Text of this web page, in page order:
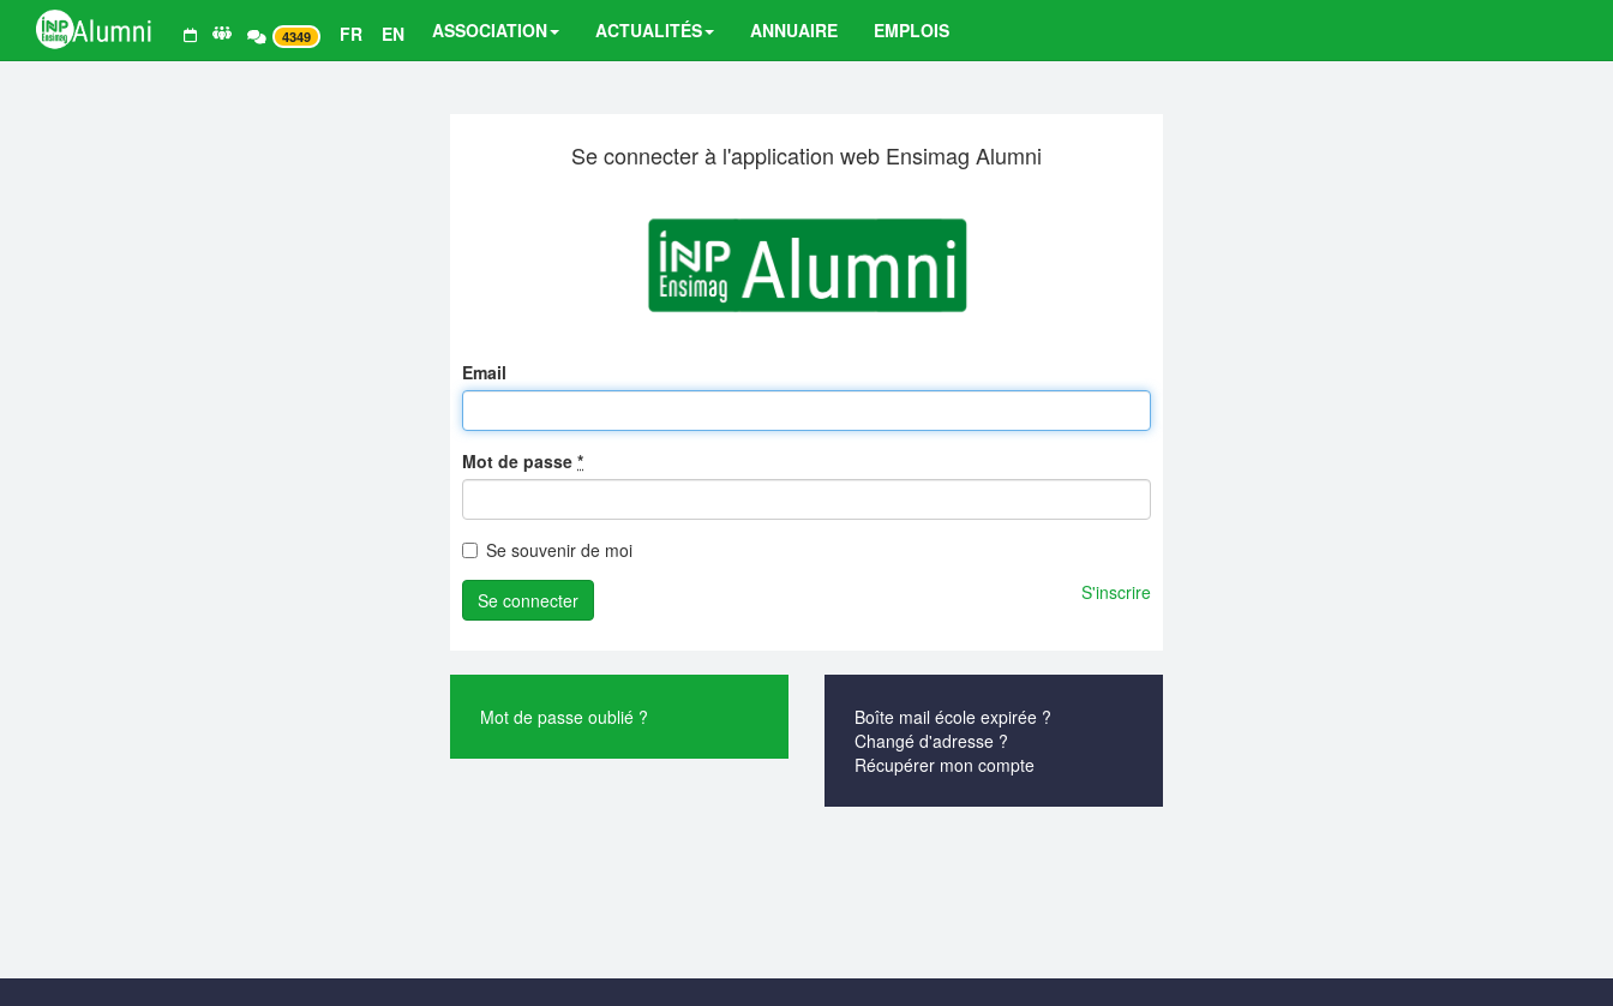
4349 FR EN ASSOCIATION ACTUALITÉS ANNUAIRE EMPLOIS
Se connecter à l'application web Ensimag Alumni
Email
Mot de passe *
Se souvenir de moi
S'inscrire
Mot de passe oublié ?
Boîte mail école expirée ?
Changé d'adresse ?
Récupérer mon compte